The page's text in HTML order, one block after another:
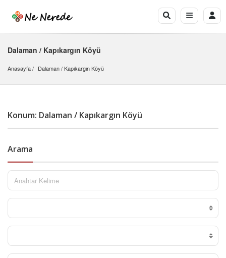
Dalaman / Kapıkargın Köyü
Anasayfa Dalaman / Kapıkargın Köyü
Konum: Dalaman / Kapıkargın Köyü
Arama